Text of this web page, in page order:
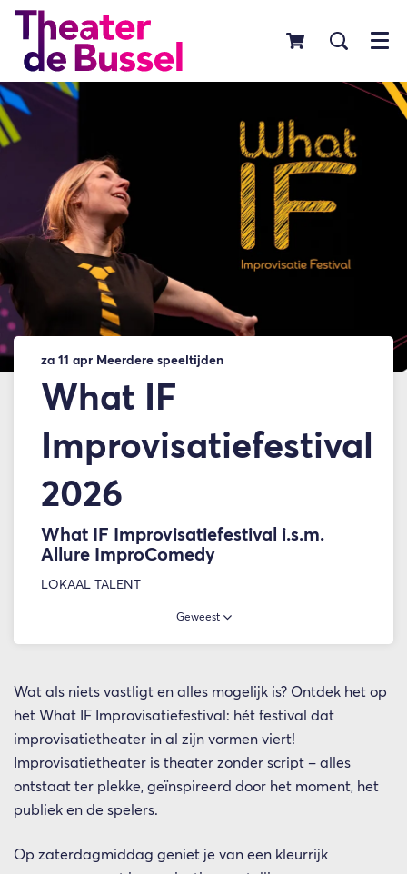
Menu
What IF
Improvisatiefestival
2026
What IF Improvisatiefestival i.s.m.
Allure ImproComedy
za 11 apr Meerdere speeltijden
LOKAAL TALENT
Geweest
Wat als niets vastligt en alles mogelijk is? Ontdek het op
het What IF Improvisatiefestival: hét festival dat
improvisatietheater in al zijn vormen viert!
Improvisatietheater is theater zonder script – alles
ontstaat ter plekke, geïnspireerd door het moment, het
publiek en de spelers.
Op zaterdagmiddag geniet je van een kleurrijk